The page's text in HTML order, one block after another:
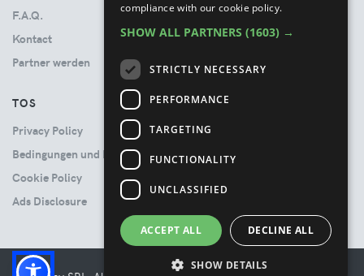
F.A.Q.
Kontact
Partner werden
TOS
Privacy Policy
Bedingungen und Konditionen
Cookie Policy
Ads Disclosure
compliance with our cookie policy.
SHOW ALL PARTNERS (1603) →
STRICTLY NECESSARY
PERFORMANCE
TARGETING
FUNCTIONALITY
UNCLASSIFIED
ACCEPT ALL DECLINE ALL
SHOW DETAILS